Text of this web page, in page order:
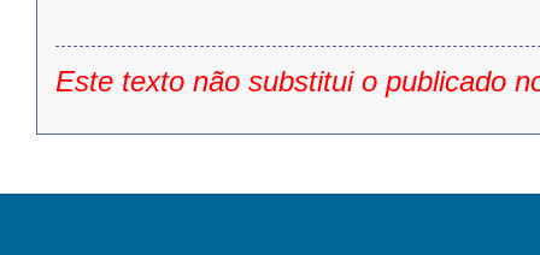
Este texto não substitui o publicado